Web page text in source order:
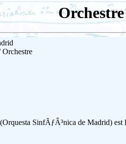
SinfÃƒÂ³nica de Madrid)